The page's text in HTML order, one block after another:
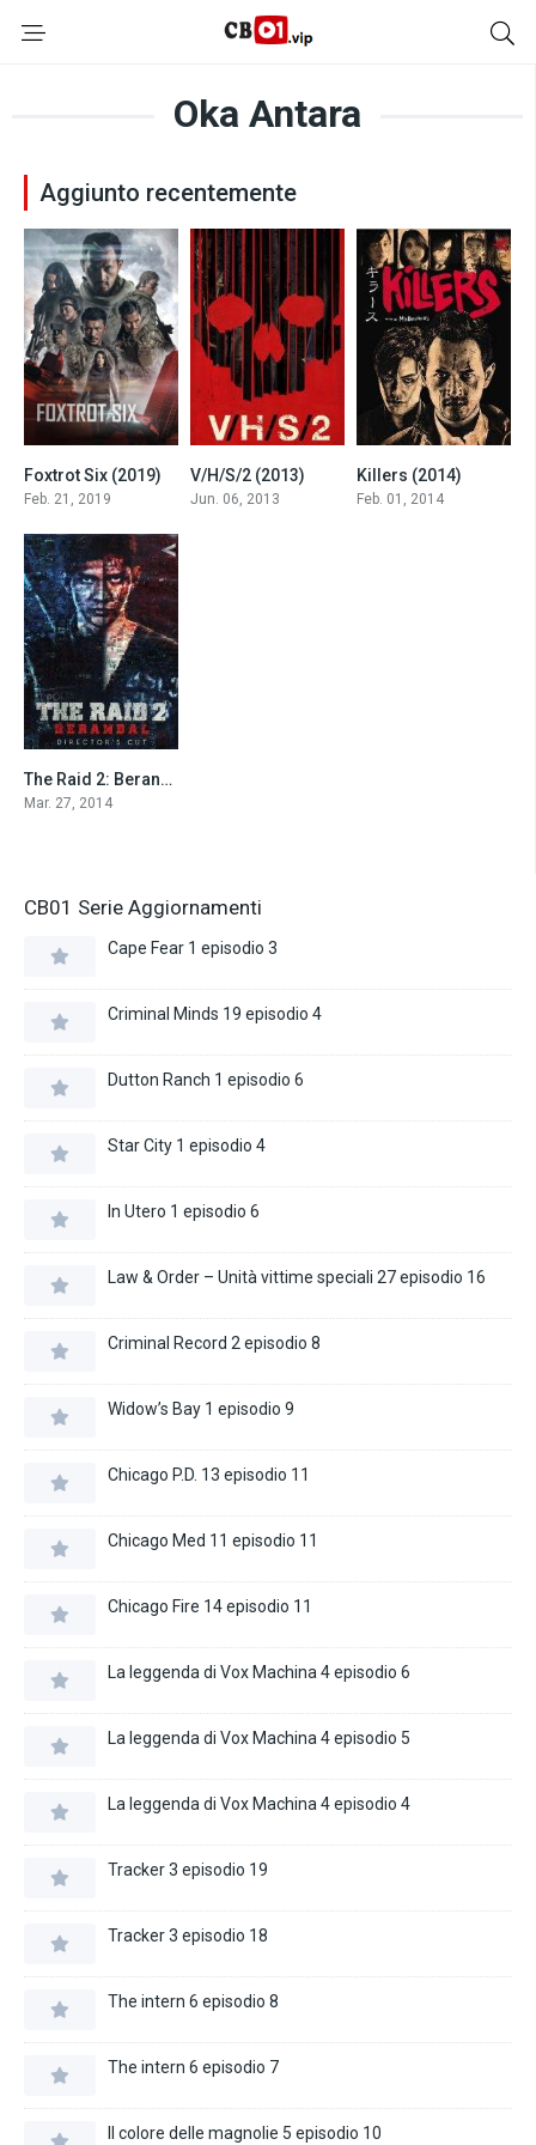
Oka Antara
Aggiunto recentemente
5.6
Foxtrot Six (2019)
Feb. 21, 2019
V/H/S/2 (2013)
Jun. 06, 2013
Killers (2014)
Feb. 01, 2014
8.0The Raid 2: Berandal (2014)
Mar. 27, 2014
CB01 Serie Aggiornamenti
Cape Fear 1 episodio 3
Criminal Minds 19 episodio 4
Dutton Ranch 1 episodio 6
Star City 1 episodio 4
In Utero 1 episodio 6
Law & Order – Unità vittime speciali 27 episodio 16
Criminal Record 2 episodio 8
Widow’s Bay 1 episodio 9
Chicago P.D. 13 episodio 11
Chicago Med 11 episodio 11
Chicago Fire 14 episodio 11
La leggenda di Vox Machina 4 episodio 6
La leggenda di Vox Machina 4 episodio 5
La leggenda di Vox Machina 4 episodio 4
Tracker 3 episodio 19
Tracker 3 episodio 18
The intern 6 episodio 8
The intern 6 episodio 7
Il colore delle magnolie 5 episodio 10